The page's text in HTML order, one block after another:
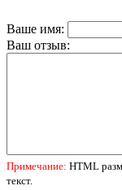
Ваше имя:
Ваш отзыв:
Примечание: HTML
текст.